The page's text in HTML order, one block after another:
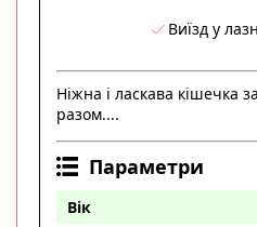
Виїзд у
Ніжна і ласкава кішечка
разом....
Параметри
Вік